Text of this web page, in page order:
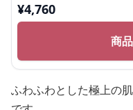
¥4,760
商
ふわふわとした極上の